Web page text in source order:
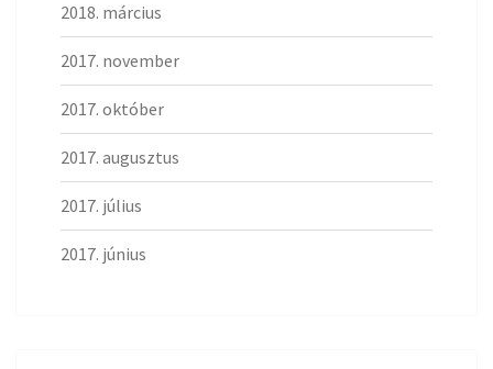
2018. március
2017. november
2017. október
2017. augusztus
2017. július
2017. június